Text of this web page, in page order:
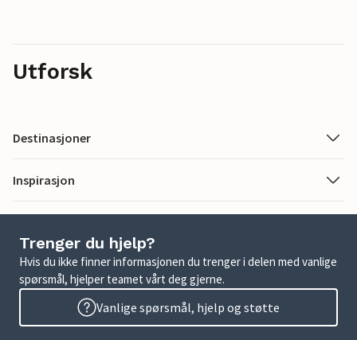
Utforsk
Destinasjoner
Inspirasjon
Trenger du hjelp?
Hvis du ikke finner informasjonen du trenger i delen med vanlige
spørsmål, hjelper teamet vårt deg gjerne.
Vanlige spørsmål, hjelp og støtte